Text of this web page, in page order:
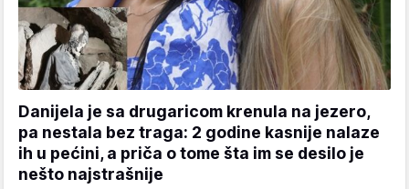
Danijela je sa drugaricom krenula na jezero,
pa nestala bez traga: 2 godine kasnije nalaze
ih u pećini, a priča o tome šta im se desilo je
nešto najstrašnije